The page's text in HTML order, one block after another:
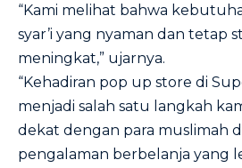
“Kami melihat bahwa
syar’i yang nyaman dan tetap
meningkat,” ujarnya.
“Kehadiran pop up store di
menjadi salah satu langkah
dekat dengan para muslimah
pengalaman berbelanja yang